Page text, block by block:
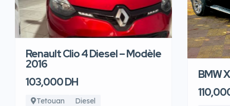
Renault Clio 4 Diesel – Modèle
2016
103,000 DH
Tetouan Diesel
BMW